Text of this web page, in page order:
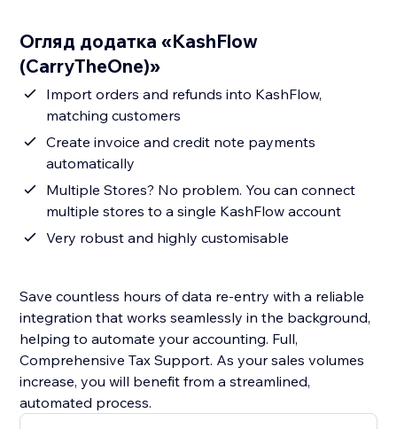
Огляд додатка «KashFlow
(CarryTheOne)»
Import orders and refunds into KashFlow,
matching customers
Create invoice and credit note payments
automatically
Multiple Stores? No problem. You can connect
multiple stores to a single KashFlow account
Very robust and highly customisable
Save countless hours of data re-entry with a reliable
integration that works seamlessly in the background,
helping to automate your accounting. Full,
Comprehensive Tax Support. As your sales volumes
increase, you will benefit from a streamlined,
automated process.